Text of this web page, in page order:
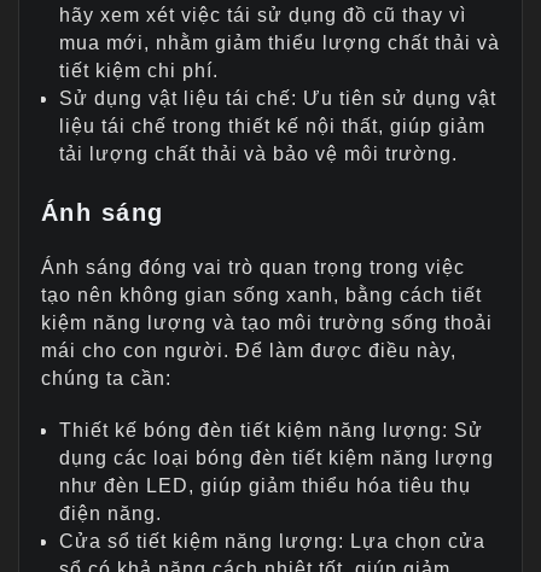
hãy xem xét việc tái sử dụng đồ cũ thay vì
mua mới, nhằm giảm thiểu lượng chất thải và
tiết kiệm chi phí.
Sử dụng vật liệu tái chế: Ưu tiên sử dụng vật
liệu tái chế trong thiết kế nội thất, giúp giảm
tải lượng chất thải và bảo vệ môi trường.
Ánh sáng
Ánh sáng đóng vai trò quan trọng trong việc
tạo nên không gian sống xanh, bằng cách tiết
kiệm năng lượng và tạo môi trường sống thoải
mái cho con người. Để làm được điều này,
chúng ta cần:
Thiết kế bóng đèn tiết kiệm năng lượng: Sử
dụng các loại bóng đèn tiết kiệm năng lượng
như đèn LED, giúp giảm thiểu hóa tiêu thụ
điện năng.
Cửa sổ tiết kiệm năng lượng: Lựa chọn cửa